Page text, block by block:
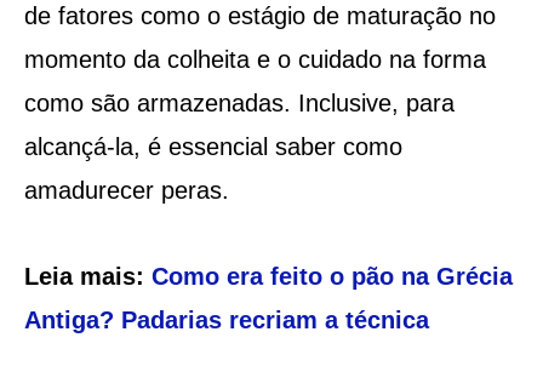
de fatores como o estágio de maturação no
momento da colheita e o cuidado na forma
como são armazenadas. Inclusive, para
alcançá-la, é essencial saber como
amadurecer peras.
Leia mais: Como era feito o pão na Grécia
Antiga? Padarias recriam a técnica